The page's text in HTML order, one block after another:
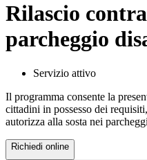
Rilascio
parcheggio
Servizio attivo
Il programma consente la
cittadini in possesso dei
autorizza alla sosta nei
Richiedi online